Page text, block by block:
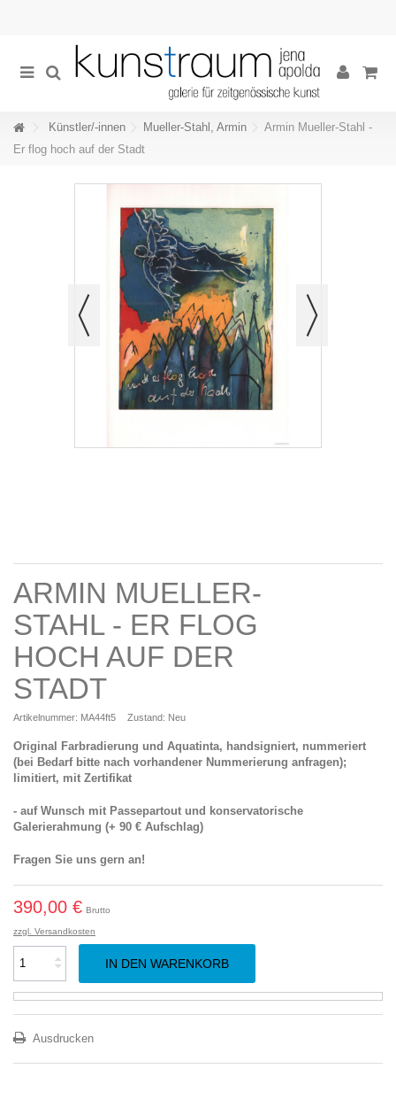
Künstler/-innen Mueller-Stahl, Armin
Armin Mueller-Stahl -
Er flog hoch auf der Stadt
ARMIN MUELLER-
STAHL - ER FLOG
HOCH AUF DER
STADT
Artikelnummer: MA44ft5 Zustand: Neu
Original Farbradierung und Aquatinta, handsigniert, nummeriert
(bei Bedarf bitte nach vorhandener Nummerierung anfragen);
limitiert, mit Zertifikat
- auf Wunsch mit Passepartout und konservatorische
Galerierahmung (+ 90 € Aufschlag)
Fragen Sie uns gern an!
390,00 € Brutto
zzgl. Versandkosten
IN DEN WARENKORB
Ausdrucken